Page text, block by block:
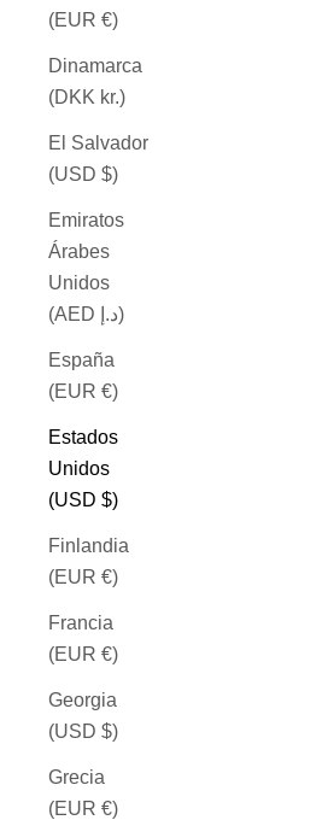
(EUR €)
Dinamarca
(DKK kr.)
El Salvador
(USD $)
Emiratos
Árabes
Unidos
(AED د.إ)
España
(EUR €)
Estados
Unidos
(USD $)
Finlandia
(EUR €)
Francia
(EUR €)
Georgia
(USD $)
Grecia
(EUR €)